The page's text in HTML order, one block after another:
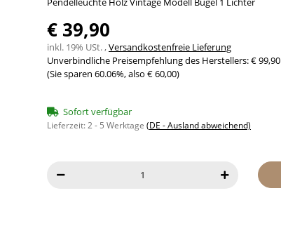
€ 39,90
inkl. 19% USt. ,Versandkostenfreie Lieferung
Unverbindliche Preisempfehlung des Herstellers:€ 99,90
(Sie sparen 60.06%, also € 60,00)
Sofort verfügbar
Lieferzeit:2 - 5 Werktage (DE - Ausland abweichend)